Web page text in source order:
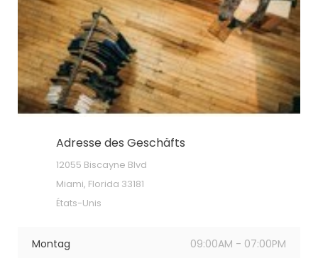
Adresse des Geschäfts
12055 Biscayne Blvd
Miami, Florida 33181
États-Unis
Montag 09:00AM - 07:00PM